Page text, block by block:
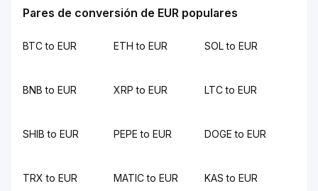
Pares de conversión de EUR populares
BTC to EUR ETH to EUR SOL to EUR
BNB to EUR XRP to EUR LTC to EUR
SHIB to EUR PEPE to EUR DOGE to EUR
TRX to EUR MATIC to EUR KAS to EUR